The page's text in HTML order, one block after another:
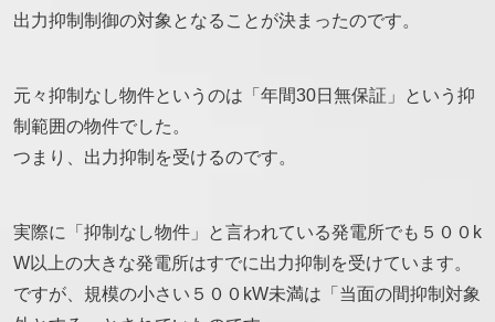
出力抑制制御の対象となることが決まったのです。
元々抑制なし物件というのは「年間30日無保証」という抑
制範囲の物件でした。
つまり、出力抑制を受けるのです。
実際に「抑制なし物件」と言われている発電所でも５００k
W以上の大きな発電所はすでに出力抑制を受けています。
ですが、規模の小さい５００kW未満は「当面の間抑制対象